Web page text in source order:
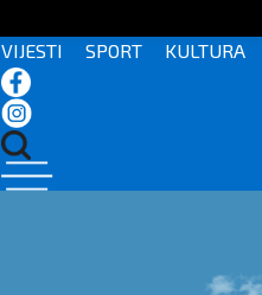
VIJESTI SPORT KULTURA